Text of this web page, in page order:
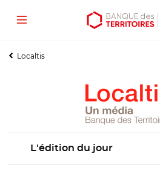
Aller
contenu
Aller
menu
Ouvrir
outils
Menu
Localtis
L'édition du jour